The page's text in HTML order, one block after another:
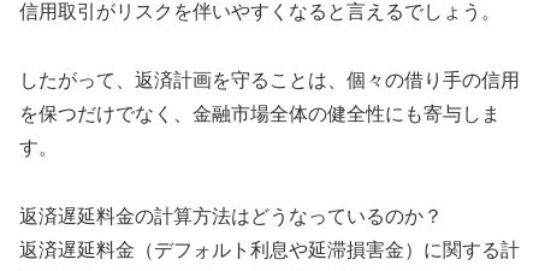
信用取引がリスクを伴いやすくなると言えるでしょう。
したがって、返済計画を守ることは、個々の借り手の信用
を保つだけでなく、金融市場全体の健全性にも寄与しま
す。
返済遅延料金の計算方法はどうなっているのか？
返済遅延料金（デフォルト利息や延滞損害金）に関する計